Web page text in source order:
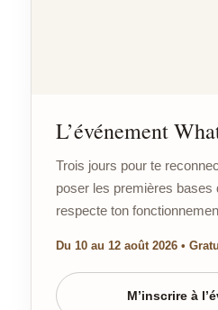
L’événement
Trois jours pour te
poser les premières bases
respecte ton
Du 10 au 12 août 2026 •
M’inscrire à